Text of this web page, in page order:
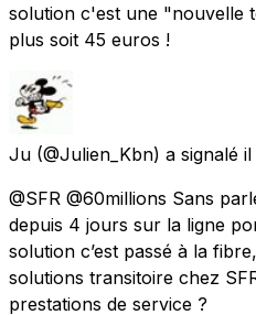
solution c'est une "nouvelle
plus soit 45 euros !
Ju (@Julien_Kbn) a signalé il
@SFR @60millions Sans
depuis 4 jours sur la ligne
solution c’est passé à la
solutions transitoire chez
prestations de service ?